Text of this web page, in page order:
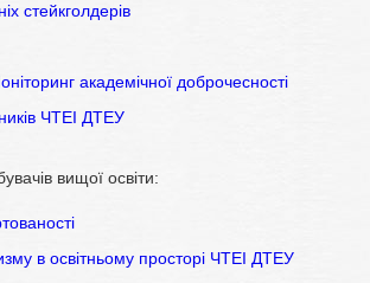
стейкголдерів
академічної доброчесності
ЧТЕІ ДТЕУ
вищої освіти:
в освітньому просторі ЧТЕІ ДТЕУ